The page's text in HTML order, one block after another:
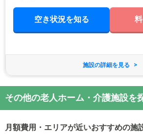
空き状況を知る
施設の詳細を見る
その他の老人ホーム・介護施設を
月額費用・エリアが近いおすすめの施